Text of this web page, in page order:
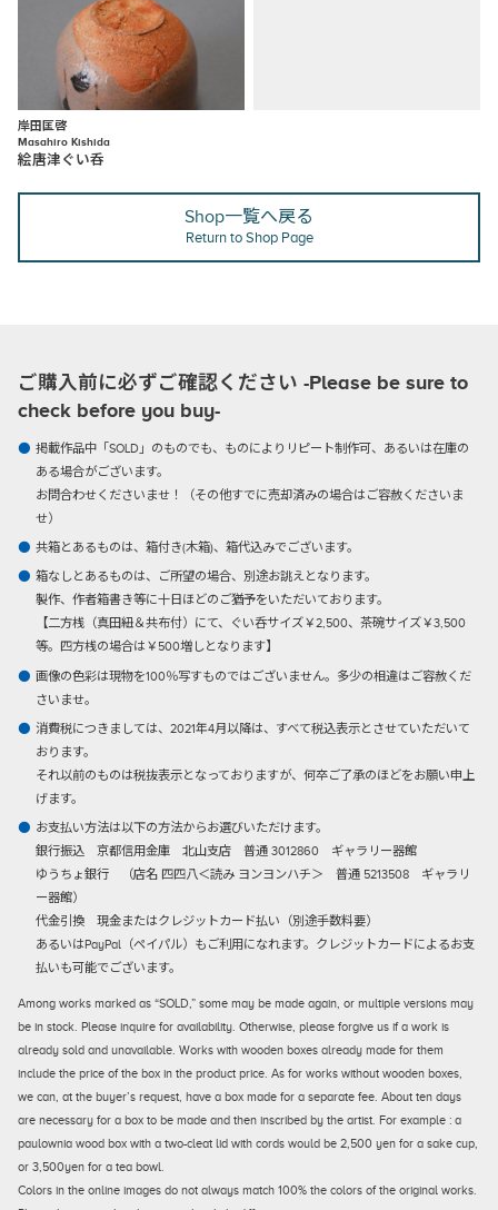
岸田匡啓
Masahiro Kishida
絵唐津ぐい呑
Shop一覧へ戻る
Return to Shop Page
ご購入前に必ずご確認ください -Please be sure to
check before you buy-
掲載作品中「SOLD」のものでも、ものによりリピート制作可、あるいは在庫の
ある場合がございます。
お問合わせくださいませ！（その他すでに売却済みの場合はご容赦くださいま
せ）
共箱とあるものは、箱付き(木箱)、箱代込みでございます。
箱なしとあるものは、ご所望の場合、別途お誂えとなります。
製作、作者箱書き等に十日ほどのご猶予をいただいております。
【二方桟（真田紐＆共布付）にて、ぐい呑サイズ￥2,500、茶碗サイズ￥3,500
等。四方桟の場合は￥500増しとなります】
画像の色彩は現物を100％写すものではございません。多少の相違はご容赦くだ
さいませ。
消費税につきましては、2021年4月以降は、すべて税込表示とさせていただいて
おります。
それ以前のものは税抜表示となっておりますが、何卒ご了承のほどをお願い申上
げます。
お支払い方法は以下の方法からお選びいただけます。
銀行振込京都信用金庫 北山支店 普通 3012860 ギャラリー器館
ゆうちょ銀行 （店名 四四八＜読み ヨンヨンハチ＞ 普通 5213508 ギャラリ
ー器館）
代金引換現金またはクレジットカード払い（別途手数料要）
あるいはPayPal（ペイパル）もご利用になれます。クレジットカードによるお支
払いも可能でございます。
Among works marked as “SOLD,” some may be made again, or multiple versions may
be in stock. Please inquire for availability. Otherwise, please forgive us if a work is
already sold and unavailable. Works with wooden boxes already made for them
include the price of the box in the product price. As for works without wooden boxes,
we can, at the buyer’s request, have a box made for a separate fee. About ten days
are necessary for a box to be made and then inscribed by the artist. For example : a
paulownia wood box with a two-cleat lid with cords would be 2,500 yen for a sake cup,
or 3,500yen for a tea bowl.
Colors in the online images do not always match 100% the colors of the original works.